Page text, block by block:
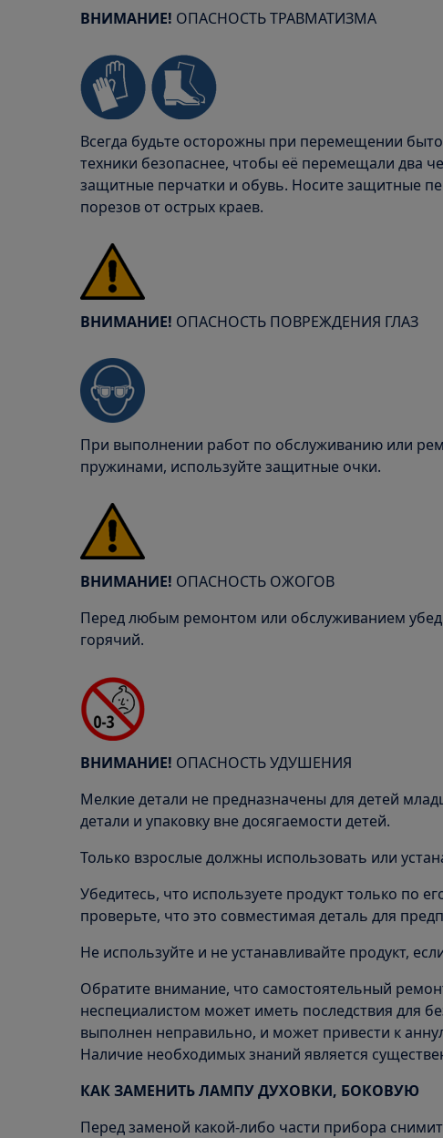
ВНИМАНИЕ! ОПАСНОСТЬ ТРАВМАТИЗМА
Всегда будьте осторожны при перемещении
техники безопаснее, чтобы её перемещали два
защитные перчатки и обувь. Носите защитные
порезов от острых краев.
ВНИМАНИЕ! ОПАСНОСТЬ ПОВРЕЖДЕНИЯ ГЛАЗ
При выполнении работ по обслуживанию или
пружинами, используйте защитные очки.
ВНИМАНИЕ! ОПАСНОСТЬ ОЖОГОВ
Перед любым ремонтом или обслуживанием
горячий.
ВНИМАНИЕ! ОПАСНОСТЬ УДУШЕНИЯ
Мелкие детали не предназначены для детей
детали и упаковку вне досягаемости детей.
Только взрослые должны использовать или
Убедитесь, что используете продукт только по
проверьте, что это совместимая деталь для
Не используйте и не устанавливайте продукт,
Обратите внимание, что самостоятельный
неспециалистом может иметь последствия для
выполнен неправильно, и может привести к
Наличие необходимых знаний является
КАК ЗАМЕНИТЬ ЛАМПУ ДУХОВКИ, БОКОВУЮ
Перед заменой какой-либо части прибора